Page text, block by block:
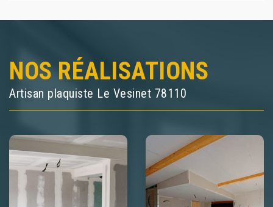
NOS RÉALISATIONS
Artisan plaquiste Le Vesinet 78110